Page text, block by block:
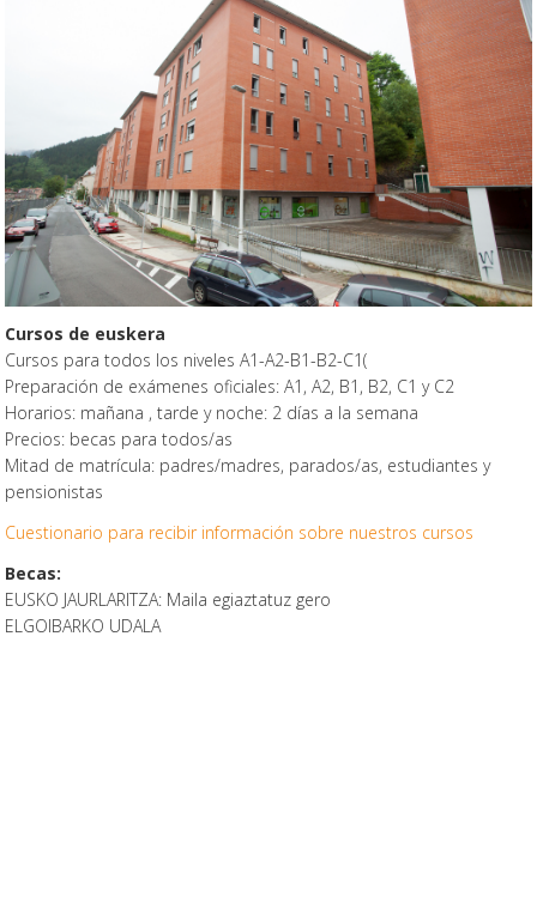
Cursos de euskera
Cursos para todos los niveles A1-A2-B1-B2-C1(
Preparación de exámenes oficiales: A1, A2, B1, B2, C1 y C2
Horarios: mañana , tarde y noche: 2 días a la semana
Precios: becas para todos/as
Mitad de matrícula: padres/madres, parados/as, estudiantes y
pensionistas
Cuestionario para recibir información sobre nuestros cursos
Becas:
EUSKO JAURLARITZA: Maila egiaztatuz gero
ELGOIBARKO UDALA